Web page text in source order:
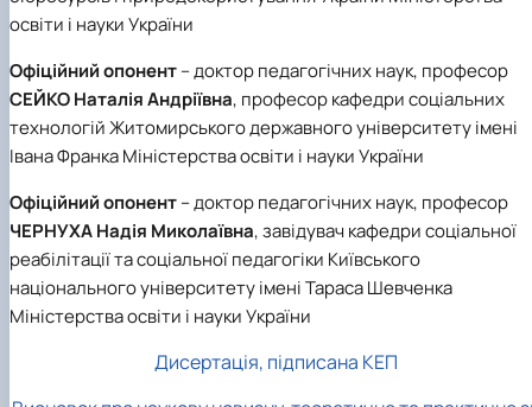
освіти і науки України
Офіційний опонент– доктор педагогічних наук, професор
СЕЙКО Наталія Андріївна, професор кафедри соціальних
технологій Житомирського державного університету імені
Івана Франка Міністерства освіти і науки України
Офіційний опонент– доктор педагогічних наук, професор
ЧЕРНУХА Надія Миколаївна, завідувач кафедри соціальної
реабілітації та соціальної педагогіки Київського
національного університету імені Тараса Шевченка
Міністерства освіти і науки України
Дисертація, підписана КЕП